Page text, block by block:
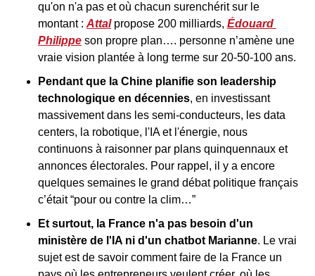
qu'on n'a pas et où chacun surenchérit sur le
montant : Attal propose 200 milliards, Édouard
Philippe son propre plan…. personne n’amène une
vraie vision plantée à long terme sur 20-50-100 ans.
Pendant que la Chine planifie son leadership
technologique en décennies, en investissant
massivement dans les semi-conducteurs, les data
centers, la robotique, l'IA et l'énergie, nous
continuons à raisonner par plans quinquennaux et
annonces électorales. Pour rappel, il y a encore
quelques semaines le grand débat politique français
c’était “pour ou contre la clim…”
Et surtout, la France n'a pas besoin d'un
ministère de l'IA ni d'un chatbot Marianne. Le vrai
sujet est de savoir comment faire de la France un